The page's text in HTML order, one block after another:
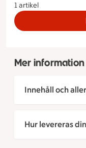
1 artikel
Mer information
Innehåll och
Hur levereras